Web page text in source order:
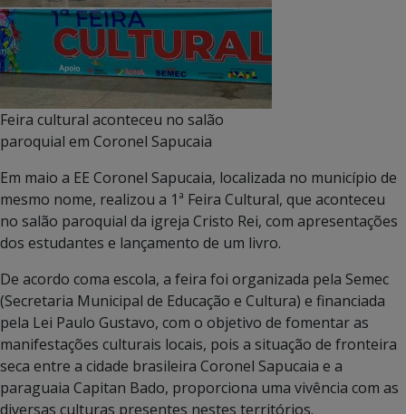
Feira cultural aconteceu no salão
paroquial em Coronel Sapucaia
Em maio a EE Coronel Sapucaia, localizada no município de
mesmo nome, realizou a 1ª Feira Cultural, que aconteceu
no salão paroquial da igreja Cristo Rei, com apresentações
dos estudantes e lançamento de um livro.
De acordo coma escola, a feira foi organizada pela Semec
(Secretaria Municipal de Educação e Cultura) e financiada
pela Lei Paulo Gustavo, com o objetivo de fomentar as
manifestações culturais locais, pois a situação de fronteira
seca entre a cidade brasileira Coronel Sapucaia e a
paraguaia Capitan Bado, proporciona uma vivência com as
diversas culturas presentes nestes territórios.